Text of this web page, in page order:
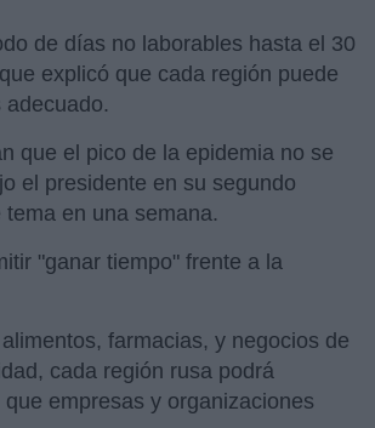
de días no laborables hasta el 30
explicó que cada región puede
que el pico de la epidemia no se
el presidente en su segundo
en una semana.
"ganar tiempo" frente a la
farmacias, y negocios de
cada región rusa podrá
empresas y organizaciones